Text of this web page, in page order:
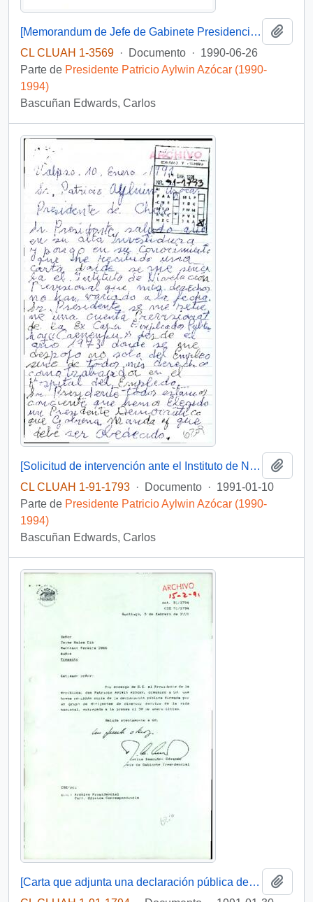
[Memorandum de Jefe de Gabinete Presidencial a Presidente de la República]
CL CLUAH 1-3569 · Documento · 1990-06-26
Parte de Presidente Patricio Aylwin Azócar (1990-
1994)
Bascuñan Edwards, Carlos
[Solicitud de intervención ante el Instituto de Normalización Previsional dirigida al Presidente Patricio Aylwin]
CL CLUAH 1-91-1793 · Documento · 1991-01-10
Parte de Presidente Patricio Aylwin Azócar (1990-
1994)
Bascuñan Edwards, Carlos
[Carta que adjunta una declaración pública de artistas, profesores e intelectuales dirigida al Presidente Patricio Aylwin]